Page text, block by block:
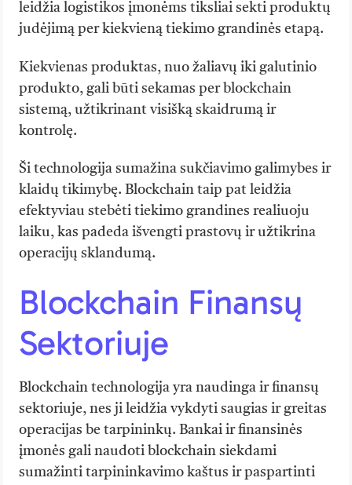
leidžia logistikos įmonėms tiksliai sekti produktų
judėjimą per kiekvieną tiekimo grandinės etapą.
Kiekvienas produktas, nuo žaliavų iki galutinio
produkto, gali būti sekamas per blockchain
sistemą, užtikrinant visišką skaidrumą ir
kontrolę.
Ši technologija sumažina sukčiavimo galimybes ir
klaidų tikimybę. Blockchain taip pat leidžia
efektyviau stebėti tiekimo grandines realiuoju
laiku, kas padeda išvengti prastovų ir užtikrina
operacijų sklandumą.
Blockchain Finansų
Sektoriuje
Blockchain technologija yra naudinga ir finansų
sektoriuje, nes ji leidžia vykdyti saugias ir greitas
operacijas be tarpininkų. Bankai ir finansinės
įmonės gali naudoti blockchain siekdami
sumažinti tarpininkavimo kaštus ir paspartinti